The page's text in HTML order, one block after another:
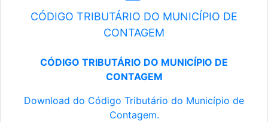
CÓDIGO TRIBUTÁRIO DO MUNICÍPIO DE
CONTAGEM
CÓDIGO TRIBUTÁRIO DO MUNICÍPIO DE
CONTAGEM
Download do Código Tributário do Município de
Contagem.